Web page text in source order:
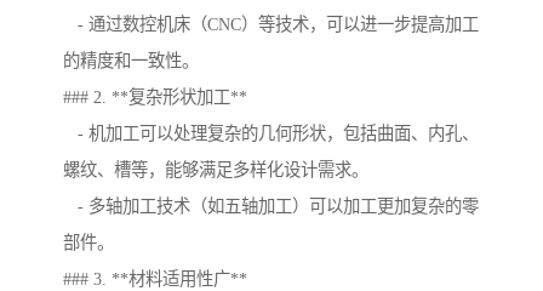
- 通过数控机床（CNC）等技术，可以进一步提高加工
的精度和一致性。
### 2. **复杂形状加工**
- 机加工可以处理复杂的几何形状，包括曲面、内孔、
螺纹、槽等，能够满足多样化设计需求。
- 多轴加工技术（如五轴加工）可以加工更加复杂的零
部件。
### 3. **材料适用性广**